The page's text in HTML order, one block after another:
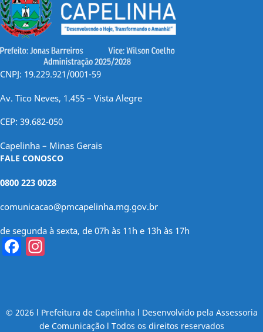
CNPJ: 19.229.921/0001-59
Av. Tico Neves, 1.455 – Vista Alegre
CEP: 39.682-050
Capelinha – Minas Gerais
FALE CONOSCO
0800 223 0028
comunicacao@pmcapelinha.mg.gov.br
de segunda à sexta, de 07h às 11h e 13h às 17h
Facebook
© 2026 l Prefeitura de Capelinha l Desenvolvido pela Assessoria
de Comunicação l Todos os direitos reservados